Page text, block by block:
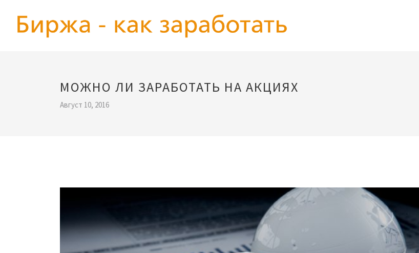
МОЖНО ЛИ ЗАРАБОТАТЬ НА АКЦИЯХ
Август 10, 2016